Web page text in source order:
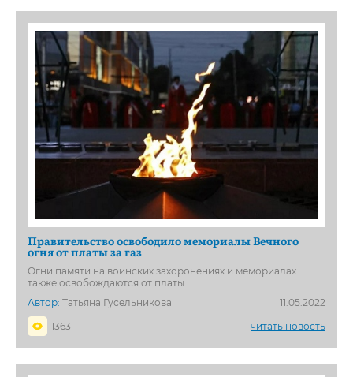
Правительство освободило мемориалы Вечного
огня от платы за газ
Огни памяти на воинских захоронениях и мемориалах
также освобождаются от платы
Автор: Татьяна Гусельникова
11.05.2022
1363
читать новость